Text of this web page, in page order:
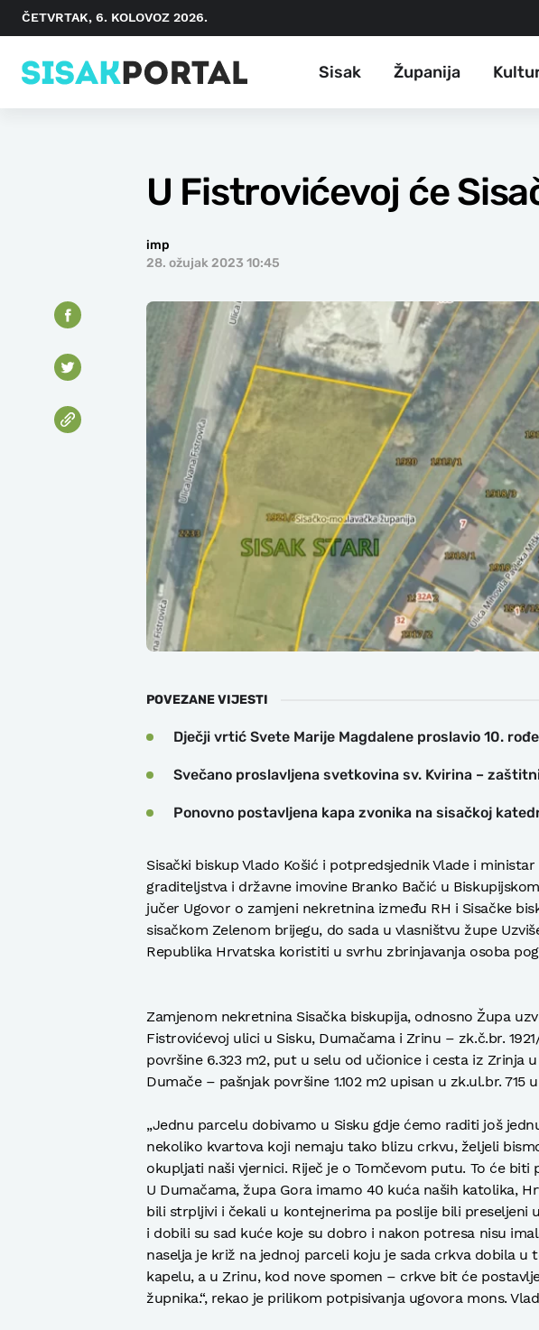
ČETVRTAK, 6. KOLOVOZ 2026.
Sisak Županija
U Fistrovićevoj će
imp
28. ožujak 2023 10:45
POVEZANE VIJESTI
Dječji vrtić Svete Marije Magdalene proslavio 10.
Svečano proslavljena svetkovina sv. Kvirina –
Ponovno postavljena kapa zvonika na sisačkoj
Sisački biskup Vlado Košić i potpredsjednik Vlade i
graditeljstva i državne imovine Branko Bačić u
jučer Ugovor o zamjeni nekretnina između RH i Sisačke
sisačkom Zelenom brijegu, do sada u vlasništvu župe
Republika Hrvatska koristiti u svrhu zbrinjavanja osoba
Zamjenom nekretnina Sisačka biskupija, odnosno Župa
Fistrovićevoj ulici u Sisku, Dumačama i Zrinu – zk.č.br.
površine 6.323 m2, put u selu od učionice i cesta iz Zrinja
Dumače – pašnjak površine 1.102 m2 upisan u zk.ul.br. 715
„Jednu parcelu dobivamo u Sisku gdje ćemo raditi još
nekoliko kvartova koji nemaju tako blizu crkvu, željeli
okupljati naši vjernici. Riječ je o Tomčevom putu. To će
U Dumačama, župa Gora imamo 40 kuća naših katolika,
bili strpljivi i čekali u kontejnerima pa poslije bili preseljeni
i dobili su sad kuće koje su dobro i nakon potresa nisu
naselja je križ na jednoj parceli koju je sada crkva dobila u
kapelu, a u Zrinu, kod nove spomen – crkve bit će
župnika.“, rekao je prilikom potpisivanja ugovora mons.